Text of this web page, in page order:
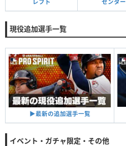
レフト センター
現役追加選手一覧
▶︎最新の追加選手一覧
イベント・ガチャ限定・その他